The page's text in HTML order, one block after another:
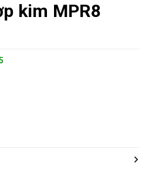
kim MPR8